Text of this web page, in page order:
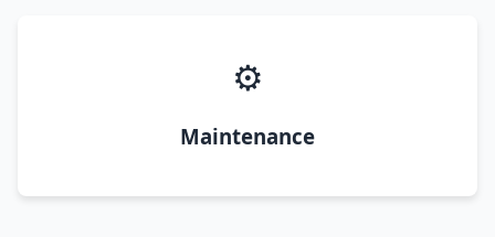
⚙️
Maintenance